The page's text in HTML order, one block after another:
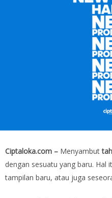
Ciptaloka.com – Menyambut
dengan sesuatu yang baru. Hal
tampilan baru, atau juga